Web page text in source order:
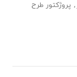
, پروژکتور طرح